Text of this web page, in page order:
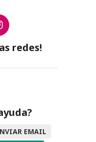
redes!
EMAIL